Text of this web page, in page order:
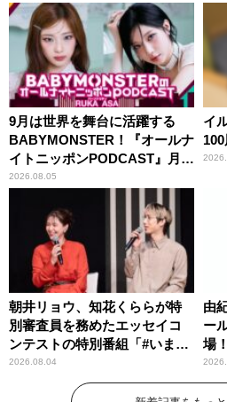
9月は世界を舞台に活躍する
BABYMONSTER！『オールナ
イトニッポンPODCAST』月替
わりパーソナリティ
2026.08.05
イ
朝井リョウ、知花くららが特
別審査員を務めたエッセイコ
ンテストの特別番組「#いまあ
なたに伝えたいこと」
2026.08.04
由
ー
場！